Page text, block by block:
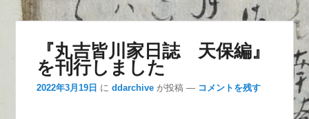
『丸吉皆川家日誌 天保編』
を刊行しました
2022年3月19日 に ddarchive が投稿 — コメントを残す